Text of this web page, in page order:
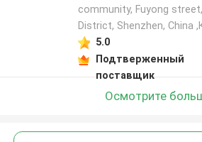
community, Fuyong
District, Shenzhen, China
5.0
Подтверженный
поставщик
Осмотрите